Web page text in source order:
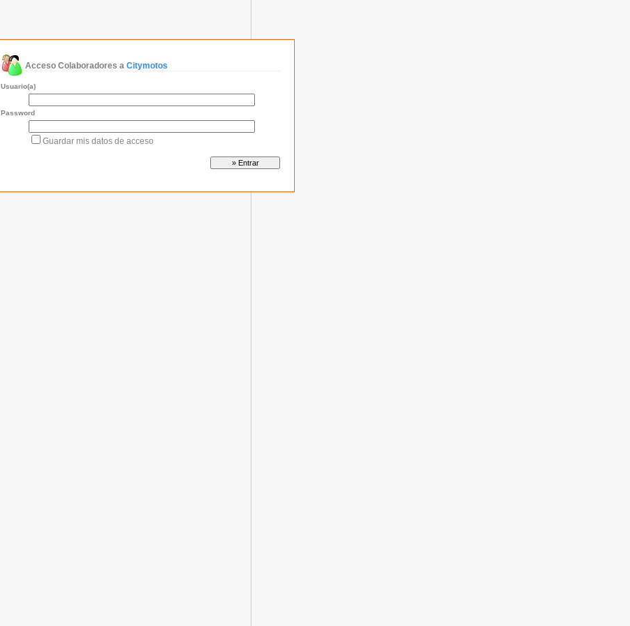
Acceso Colaboradores a Citymotos
Usuario(a)
Password
Guardar mis datos de acceso